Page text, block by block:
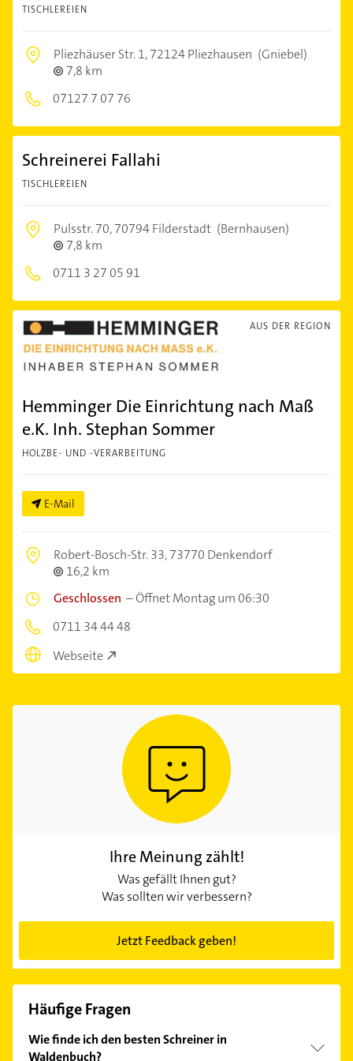
TISCHLEREIEN
Pliezhäuser Str. 1,72124 Pliezhausen (Gniebel)
7,8 km
07127 7 07 76
Schreinerei Fallahi
TISCHLEREIEN
Pulsstr. 70,70794 Filderstadt (Bernhausen)
7,8 km
0711 3 27 05 91
AUS DER REGION
Hemminger Die Einrichtung nach Maß
e.K. Inh. Stephan Sommer
HOLZBE- UND -VERARBEITUNG
E-Mail
Robert-Bosch-Str. 33,73770 Denkendorf
16,2 km
Geschlossen –Öffnet Montag um 06:30
0711 34 44 48
Webseite
Ihre Meinung zählt!
Was gefällt Ihnen gut?
Was sollten wir verbessern?
Jetzt Feedback geben!
Häufige Fragen
Wie finde ich den besten Schreiner in
Waldenbuch?